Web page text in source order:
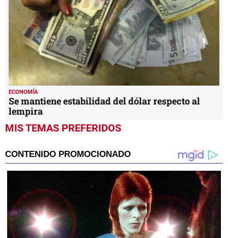
ECONOMÍA
Se mantiene estabilidad del dólar respecto al
lempira
MIS TEMAS PREFERIDOS